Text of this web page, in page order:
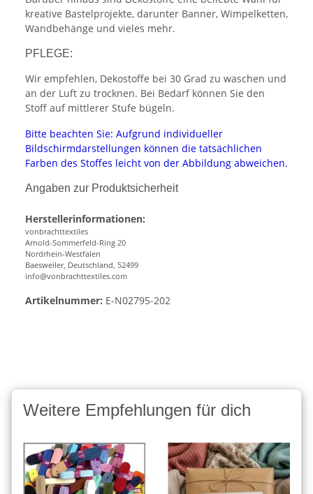
kreative Bastelprojekte, darunter Banner, Wimpelketten,
Wandbehänge und vieles mehr.
PFLEGE:
Wir empfehlen, Dekostoffe bei 30 Grad zu waschen und
an der Luft zu trocknen. Bei Bedarf können Sie den
Stoff auf mittlerer Stufe bügeln.
Bitte beachten Sie: Aufgrund individueller
Bildschirmdarstellungen können die tatsächlichen
Farben des Stoffes leicht von der Abbildung abweichen.
Angaben zur Produktsicherheit
Herstellerinformationen:
vonbrachttextiles
Arnold-Sommerfeld-Ring 20
Nordrhein-Westfalen
Baesweiler, Deutschland, 52499
info@vonbrachttextiles.com
Artikelnummer: E-N02795-202
Weitere Empfehlungen für dich